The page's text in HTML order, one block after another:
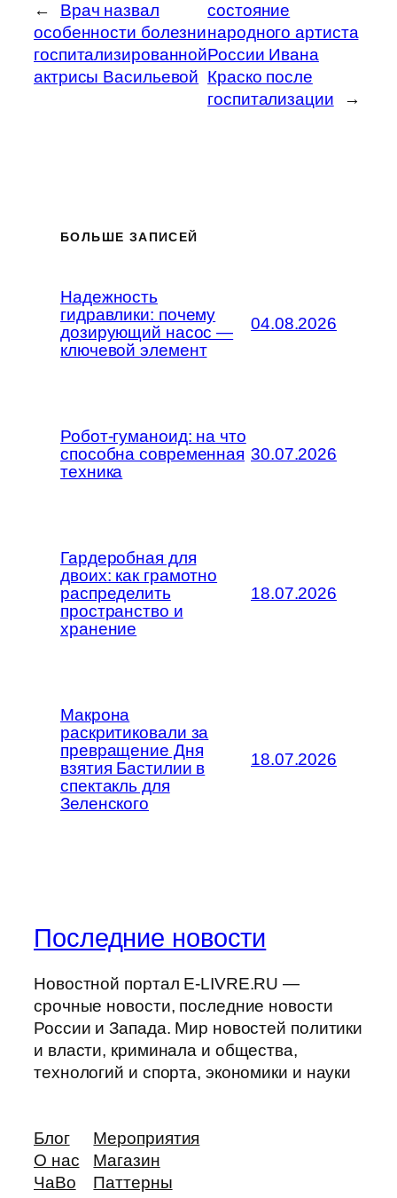
←
Врач назвал
особенности болезни
госпитализированной
актрисы Васильевой
состояние
народного артиста
России Ивана
Краско после
госпитализации
→
БОЛЬШЕ ЗАПИСЕЙ
Надежность
гидравлики: почему
дозирующий насос —
ключевой элемент
04.08.2026
Робот-гуманоид: на что
способна современная
техника
30.07.2026
Гардеробная для
двоих: как грамотно
распределить
пространство и
хранение
18.07.2026
Макрона
раскритиковали за
превращение Дня
взятия Бастилии в
спектакль для
Зеленского
18.07.2026
Последние новости
Новостной портал E-LIVRE.RU —
срочные новости, последние новости
России и Запада. Мир новостей политики
и власти, криминала и общества,
технологий и спорта, экономики и науки
Блог
О нас
ЧаВо
Мероприятия
Магазин
Паттерны